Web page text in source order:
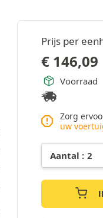
Prijs per
€ 146,09
Voorraad
Zorg
uw